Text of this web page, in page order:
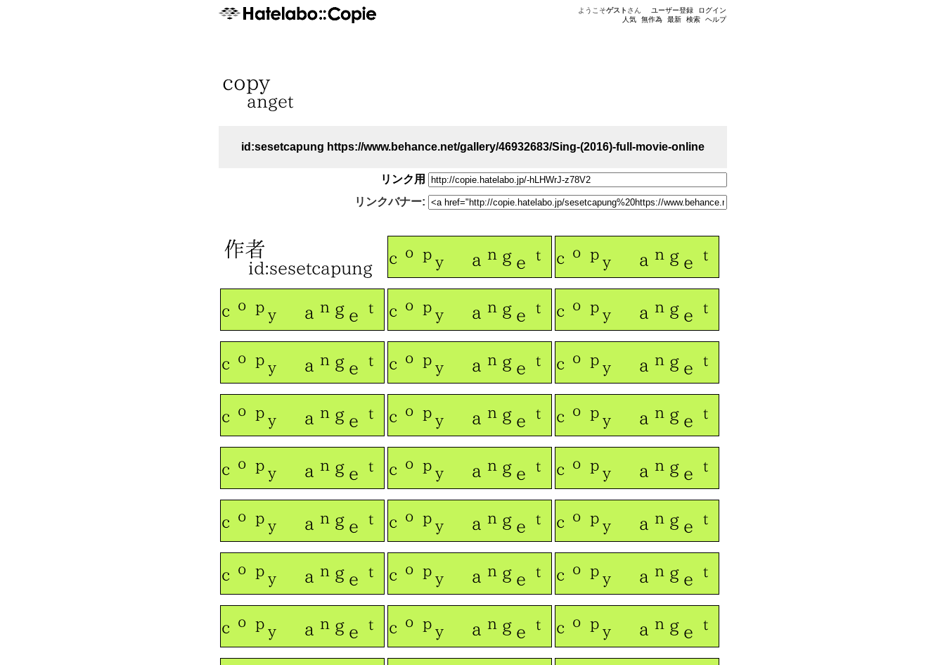
人気 無作為 最新 検索 ヘルプ
ようこそゲスト さん ユーザー登録 ログイン
id:sesetcapung https://www.behance.net/gallery/46932683/Sing-(2016)-full-movie-online
リンク用
リンクバナー: